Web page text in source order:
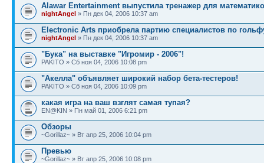
Alawar Entertainment выпустила тренажер для
nightAngel » Пн дек 04, 2006 10:37 am
Electronic Arts приобрела партию специалистов по
nightAngel » Пн дек 04, 2006 10:37 am
"Бука" на выставке "Игромир - 2006"!
PAKITO » Сб ноя 04, 2006 10:08 pm
"Акелла" объявляет широкий набор бета-тестеров!
PAKITO » Сб ноя 04, 2006 10:09 pm
какая игра на ваш взглят самая тупая?
EN@KIN » Пн май 01, 2006 6:21 pm
Обзоры
~Gorillaz~ » Вт апр 25, 2006 10:04 pm
Превью
~Gorillaz~ » Вт апр 25, 2006 10:08 pm